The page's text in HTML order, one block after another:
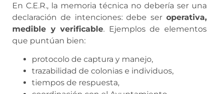
En C.E.R., la memoria técnica no debería ser una
declaración de intenciones: debe ser operativa,
medible y verificable. Ejemplos de elementos
que puntúan bien:
protocolo de captura y manejo,
trazabilidad de colonias e individuos,
tiempos de respuesta,